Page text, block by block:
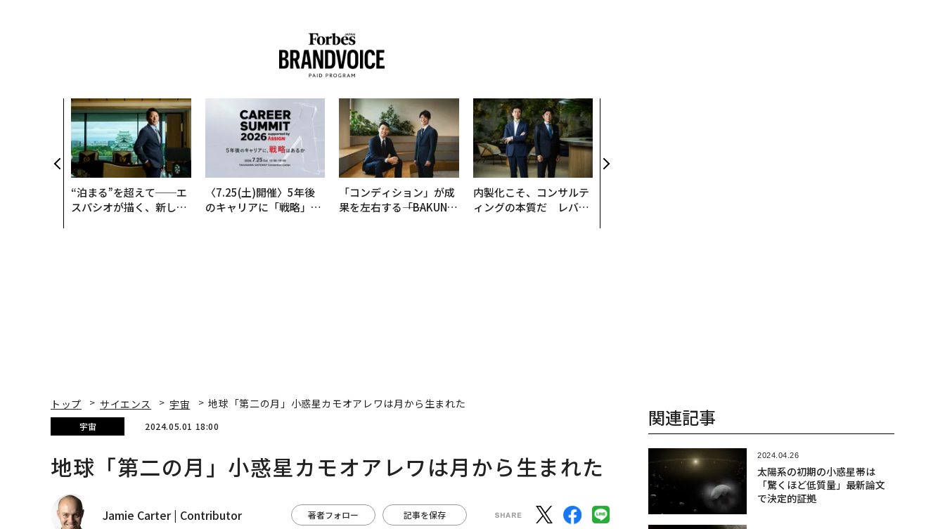
“泊まる”を超えて──エ
スパシオが描く、新しい
〈7.25(土)開催〉5年後
のキャリアに「戦略」は
「コンディション」が成
果を左右する――「BAKUN
内製化こそ、コンサルテ
ィングの本質だ レバレ
ションの10年
トップ サイエンス 宇宙 地球「第二の月」小惑星カモオアレワは月から生まれた
宇宙 2024.05.01 18:00
地球「第二の月」小惑星カモオアレワは月から生まれた
Jamie Carter | Contributor 著者フォロー 記事を保存
関連記事
2024.04.26
太陽系の初期の小惑星帯は
「驚くほど低質量」最新論文
で決定的証拠